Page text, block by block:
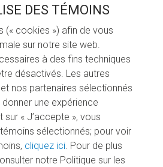
donateur et collègues
quelques mots
DES TÉMOINS
(« cookies ») afin de vous
sur notre site web.
à des fins techniques
désactivés. Les autres
nos partenaires sélectionnés
une expérience
sur « J’accepte », vous
sélectionnés; pour voir
cliquez ici. Pour de plus
notre Politique sur les